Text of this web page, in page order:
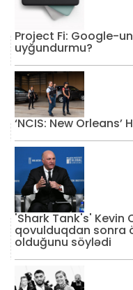
Project Fi: Google-
uyğundurmu?
‘NCIS: New
'Shark Tank's' Kevin
qovulduqdan sonra
olduğunu söylədi